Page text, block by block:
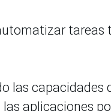
tareas
las
las aplicaciones